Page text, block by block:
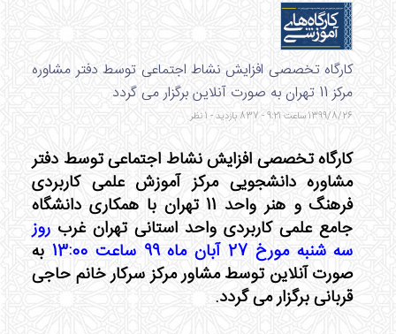
کارگاه تخصصی افزایش نشاط اجتماعی توسط دفتر مشاوره
مرکز 11 تهران به صورت آنلاین برگزار می گردد
1399/8/26 ساعت 9:21 - 837 بازدید - 1 نظر
کارگاه تخصصی افزایش نشاط اجتماعی توسط دفتر
مشاوره دانشجویی مرکز آموزش علمی کاربردی
فرهنگ و هنر واحد 11 تهران با همکاری دانشگاه
جامع علمی کاربردی واحد استانی تهران غرب روز
سه شنبه مورخ 27 آبان ماه 99
ساعت 13:00
به
صورت آنلاین توسط مشاور مرکز سرکار خانم حاجی
قربانی برگزار می گردد.